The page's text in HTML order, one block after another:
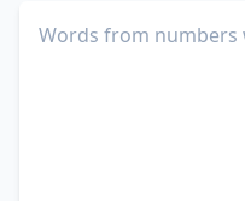
Words from numbers